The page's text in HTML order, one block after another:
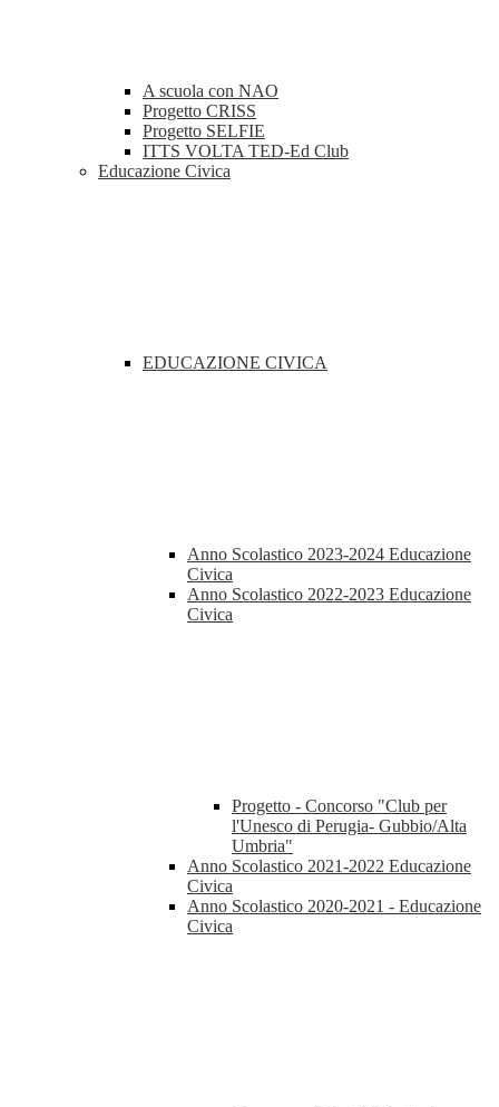
A scuola con NAO
Progetto CRISS
Progetto SELFIE
ITTS VOLTA TED-Ed Club
Educazione Civica
EDUCAZIONE CIVICA
Anno Scolastico 2023-2024 Educazione
Civica
Anno Scolastico 2022-2023 Educazione
Civica
Progetto - Concorso "Club per
l'Unesco di Perugia- Gubbio/Alta
Umbria"
Anno Scolastico 2021-2022 Educazione
Civica
Anno Scolastico 2020-2021 - Educazione
Civica